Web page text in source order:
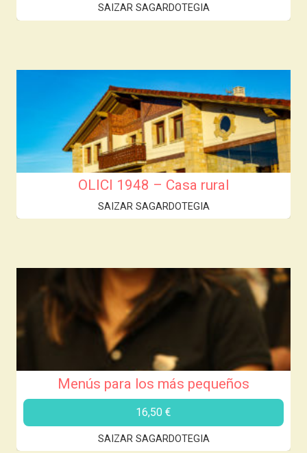
SAIZAR SAGARDOTEGIA
OLICI 1948 – Casa rural
SAIZAR SAGARDOTEGIA
Menús para los más pequeños
16,50 €
SAIZAR SAGARDOTEGIA